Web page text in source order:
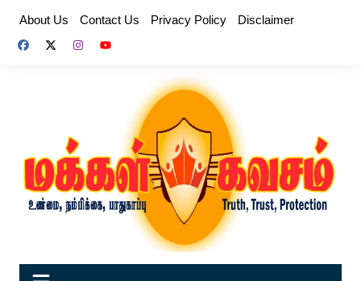
content
About Us Contact Us Privacy Policy Disclaimer